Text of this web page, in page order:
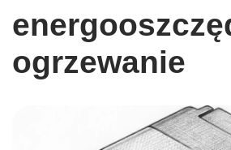
ogrzewanie